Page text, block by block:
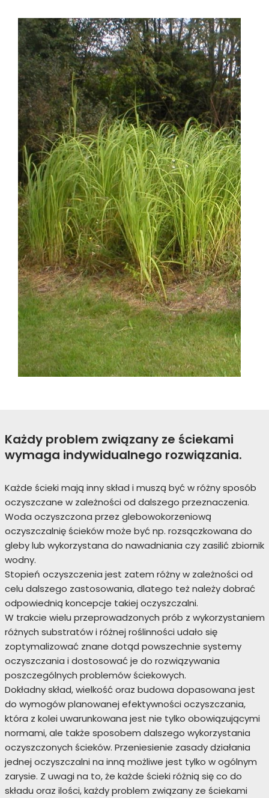
Każdy problem związany ze ściekami
wymaga indywidualnego rozwiązania.
Każde ścieki mają inny skład i muszą być w różny sposób
oczyszczane w zależności od dalszego przeznaczenia.
Woda oczyszczona przez glebowokorzeniową
oczyszczalnię ścieków może być np. rozsączkowana do
gleby lub wykorzystana do nawadniania czy zasilić zbiornik
wodny.
Stopień oczyszczenia jest zatem różny w zależności od
celu dalszego zastosowania, dlatego też należy dobrać
odpowiednią koncepcje takiej oczyszczalni.
W trakcie wielu przeprowadzonych prób z wykorzystaniem
różnych substratów i różnej roślinności udało się
zoptymalizować znane dotąd powszechnie systemy
oczyszczania i dostosować je do rozwiązywania
poszczególnych problemów ściekowych.
Dokładny skład, wielkość oraz budowa dopasowana jest
do wymogów planowanej efektywności oczyszczania,
która z kolei uwarunkowana jest nie tylko obowiązującymi
normami, ale także sposobem dalszego wykorzystania
oczyszczonych ścieków. Przeniesienie zasady działania
jednej oczyszczalni na inną możliwe jest tylko w ogólnym
zarysie. Z uwagi na to, że każde ścieki różnią się co do
składu oraz ilości, każdy problem związany ze ściekami